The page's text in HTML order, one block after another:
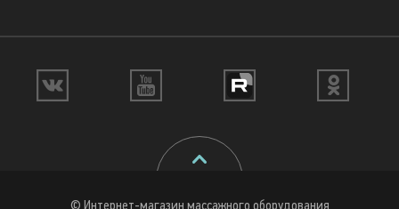
© Интернет-магазин массажного оборудования